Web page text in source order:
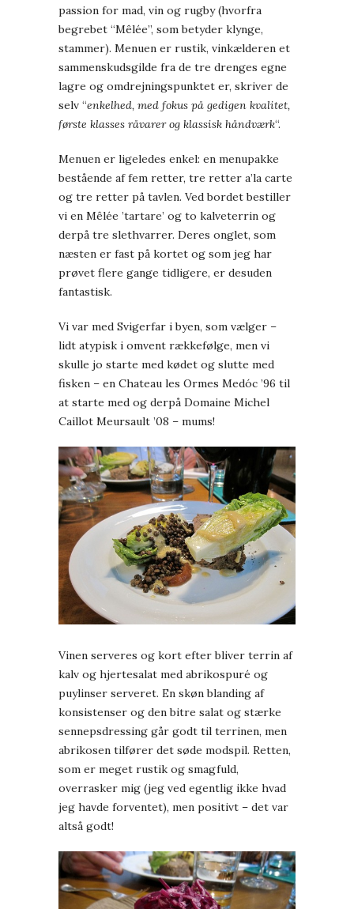
passion for mad, vin og rugby (hvorfra
begrebet “Mêlée”, som betyder klynge,
stammer). Menuen er rustik, vinkælderen et
sammenskudsgilde fra de tre drenges egne
lagre og omdrejningspunktet er, skriver de
selv “enkelhed, med fokus på gedigen kvalitet,
første klasses råvarer og klassisk håndværk“.
Menuen er ligeledes enkel: en menupakke
bestående af fem retter, tre retter a’la carte
og tre retter på tavlen. Ved bordet bestiller
vi en Mêlée ’tartare’ og to kalveterrin og
derpå tre slethvarrer. Deres onglet, som
næsten er fast på kortet og som jeg har
prøvet flere gange tidligere, er desuden
fantastisk.
Vi var med Svigerfar i byen, som vælger –
lidt atypisk i omvent rækkefølge, men vi
skulle jo starte med kødet og slutte med
fisken – en Chateau les Ormes Medóc ’96 til
at starte med og derpå Domaine Michel
Caillot Meursault ’08 – mums!
Vinen serveres og kort efter bliver terrin af
kalv og hjertesalat med abrikospuré og
puylinser serveret. En skøn blanding af
konsistenser og den bitre salat og stærke
sennepsdressing går godt til terrinen, men
abrikosen tilfører det søde modspil. Retten,
som er meget rustik og smagfuld,
overrasker mig (jeg ved egentlig ikke hvad
jeg havde forventet), men positivt – det var
altså godt!